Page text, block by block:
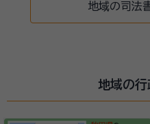
地域の司法
地域の